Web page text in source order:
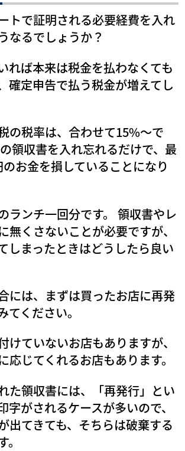
トで証明される必要経費を入れ
なるでしょうか？
れば本来は税金を払わなくても
確定申告で払う税金が増えてし
の税率は、合わせて15%～で
領収書を入れ忘れるだけで、最
お金を損していることになり
ランチ一回分です。 領収書やレ
無くさないことが必要ですが、
しまったときはどうしたら良い
には、まずは買ったお店に再発
てください。
けていないお店もありますが、
応じてくれるお店もあります。
た領収書には、「再発行」とい
字がされるケースが多いので、
出てきても、そちらは破棄する